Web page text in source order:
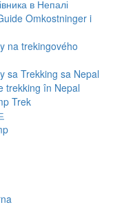
в Непалі
Omkostninger i
na trekingového
sa Trekking sa Nepal
trekking în Nepal
Trek